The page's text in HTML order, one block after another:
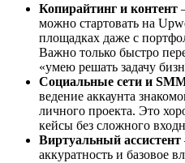
Копирайтинг и контент
можно стартовать на
площадках даже с
Важно только быстро
«умею решать задачу
Социальные сети и
ведение аккаунта
личного проекта. Это
кейсы без сложного
Виртуальный ассистент
аккуратность и базовое